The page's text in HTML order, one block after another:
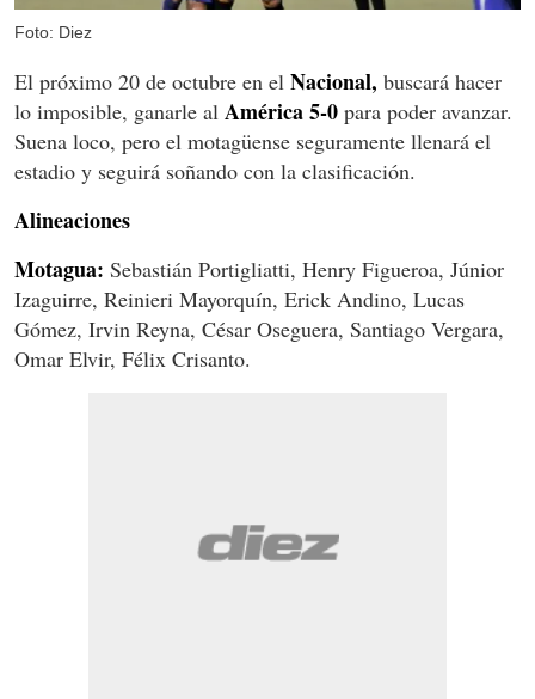
Foto: Diez
El próximo 20 de octubre en el Nacional, buscará hacer
lo imposible, ganarle al América 5-0 para poder avanzar.
Suena loco, pero el motagüense seguramente llenará el
estadio y seguirá soñando con la clasificación.
Alineaciones
Motagua: Sebastián Portigliatti, Henry Figueroa, Júnior
Izaguirre, Reinieri Mayorquín, Erick Andino, Lucas
Gómez, Irvin Reyna, César Oseguera, Santiago Vergara,
Omar Elvir, Félix Crisanto.